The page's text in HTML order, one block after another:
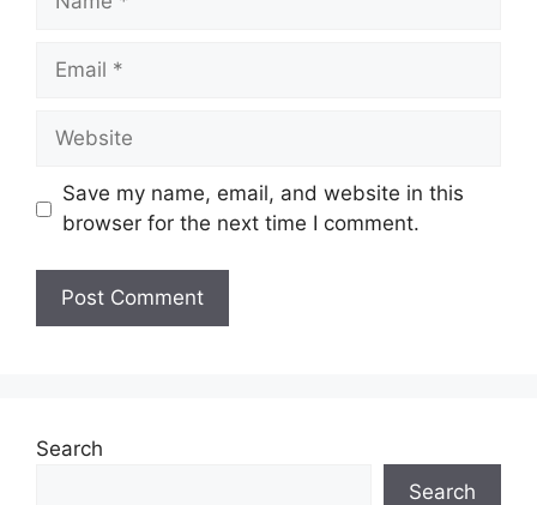
Email
Website
Save my name, email, and website in this
browser for the next time I comment.
Search
Search